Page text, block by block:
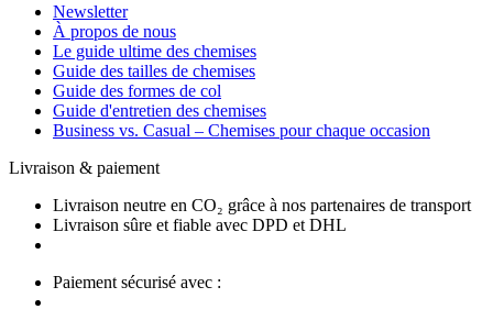
Newsletter
À propos de nous
Le guide ultime des chemises
Guide des tailles de chemises
Guide des formes de col
Guide d'entretien des chemises
Business vs. Casual – Chemises pour chaque occasion
Livraison & paiement
Livraison neutre en CO₂ grâce à nos partenaires de transport
Livraison sûre et fiable avec DPD et DHL
Paiement sécurisé avec :